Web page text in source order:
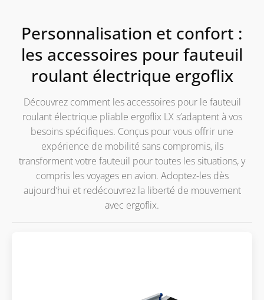
Personnalisation et confort :
les accessoires pour fauteuil
roulant électrique ergoflix
Découvrez comment les accessoires pour le fauteuil
roulant électrique pliable ergoflix LX s’adaptent à vos
besoins spécifiques. Conçus pour vous offrir une
expérience de mobilité sans compromis, ils
transforment votre fauteuil pour toutes les situations, y
compris les voyages en avion. Adoptez-les dès
aujourd’hui et redécouvrez la liberté de mouvement
avec ergoflix.